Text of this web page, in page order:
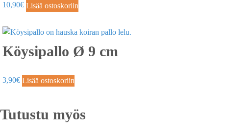
10,90€ Lisää ostoskoriin
Köysipallo Ø 9 cm
3,90€ Lisää ostoskoriin
Tutustu myös